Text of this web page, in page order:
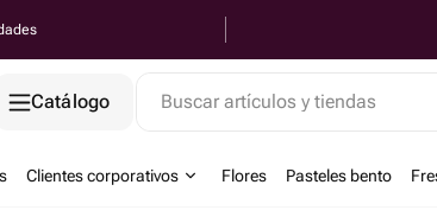
Catálogo Buscar artículos y tiendas
Clientes corporativos Flores Pasteles bento